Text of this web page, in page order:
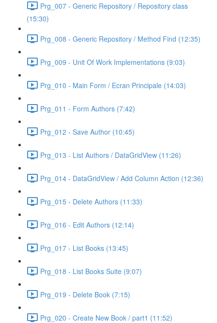
Prg_007 - Generic Repository / Repository class
(15:30)
Prg_008 - Generic Repository / Method Find (12:35)
Prg_009 - Unit Of Work Implementations (9:03)
Prg_010 - Main Form / Ecran Principale (14:03)
Prg_011 - Form Authors (7:42)
Prg_012 - Save Author (10:45)
Prg_013 - List Authors / DataGridView (11:26)
Prg_014 - DataGridView / Add Column Action (12:36)
Prg_015 - Delete Authors (11:33)
Prg_016 - Edit Authors (12:14)
Prg_017 - List Books (13:45)
Prg_018 - List Books Suite (9:07)
Prg_019 - Delete Book (7:15)
Prg_020 - Create New Book / part1 (11:52)